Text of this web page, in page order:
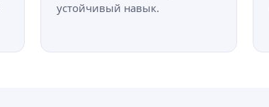
устойчивый навык.